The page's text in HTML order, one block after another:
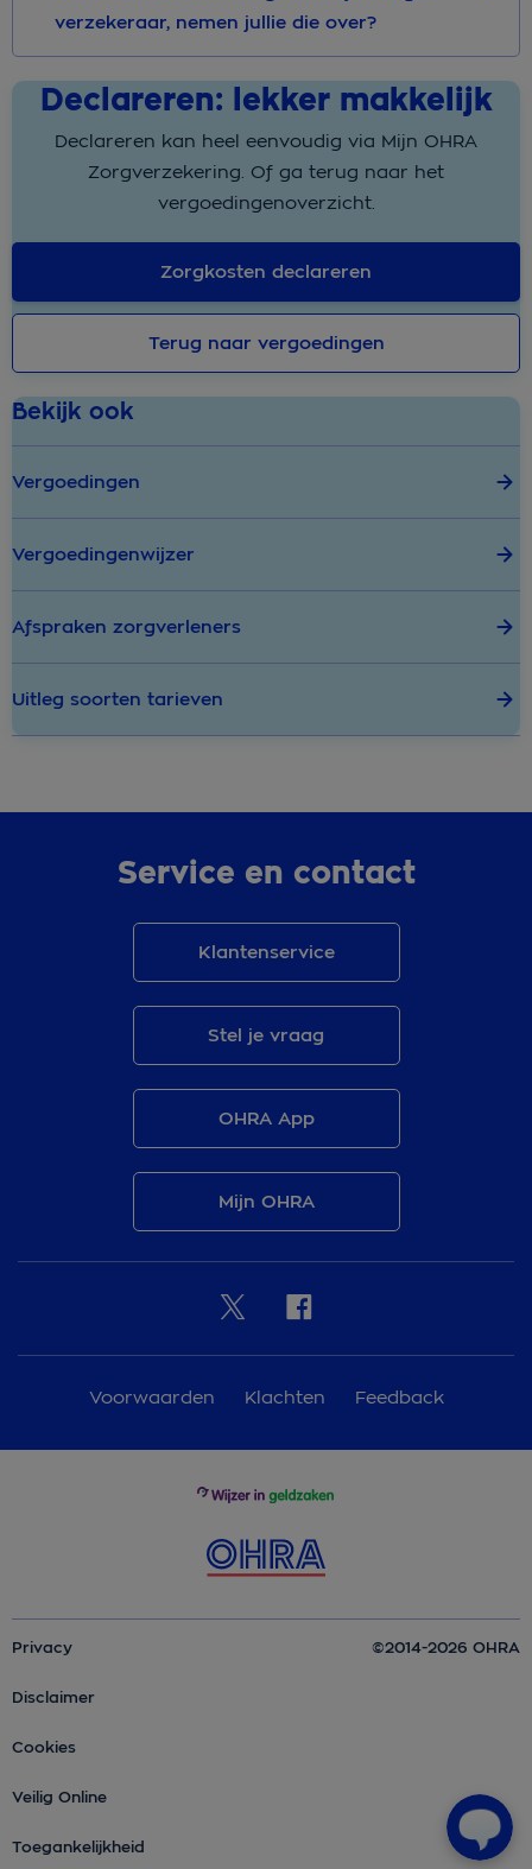
verzekeraar, nemen jullie die over?
Declareren: lekker makkelijk
Declareren kan heel eenvoudig via Mijn OHRA
Zorgverzekering. Of ga terug naar het
vergoedingenoverzicht.
Zorgkosten declareren
Terug naar vergoedingen
Bekijk ook
Vergoedingen
Vergoedingenwijzer
Afspraken zorgverleners
Uitleg soorten tarieven
Service en contact
Klantenservice
Stel je vraag
OHRA App
Mijn OHRA
Voorwaarden Klachten Feedback
Privacy
Disclaimer
Cookies
Veilig Online
Toegankelijkheid
©2014-2026 OHRA